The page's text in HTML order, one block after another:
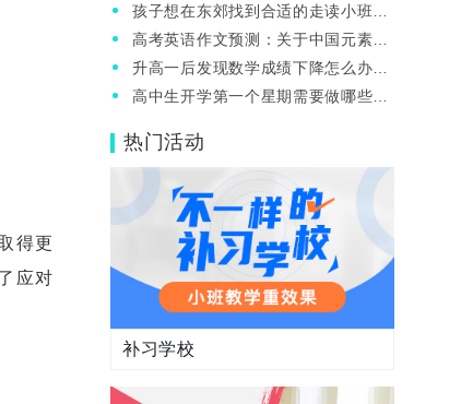
得更
应对
没有管理严格教学厉害的老师？
孩子想在东郊找到合适的走读小班，
有推荐的吗？他们的教学优势有哪些
呢？
高考英语作文预测：关于中国元素的
五个内容及范文：
升高一后发现数学成绩下降怎么办？
西安东郊伊顿数学一对一辅导好吗？
高中生开学第一个星期需要做哪些事
热门活动
补习学校